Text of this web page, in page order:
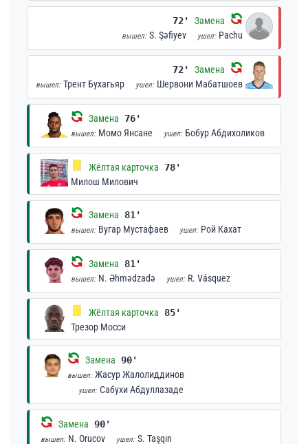
72' Замена
вышел: S. Şəfiyev ушел: Pachu
72' Замена
вышел: Трент Бухагьяр ушел: Шервони Мабатшоев
Замена 76'
вышел: Момо Янсане ушел: Бобур Абдихоликов
Жёлтая карточка
78'
Милош Милович
Замена 81'
вышел: Вугар Мустафаев ушел: Рой Кахат
Замена 81'
вышел: N. Əhmədzadə ушел: R. Vásquez
Жёлтая карточка
85'
Трезор Мосси
Замена 90'
вышел: Жасур Жалолиддинов
ушел: Сабухи Абдуллазаде
Замена 90'
вышел: N. Orucov ушел: S. Taşqın